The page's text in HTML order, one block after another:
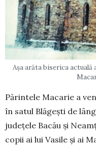
Așa arăta biserica
Părintele Macarie a
în satul Blăgești de
județele Bacău și
copii ai lui Vasile și ai